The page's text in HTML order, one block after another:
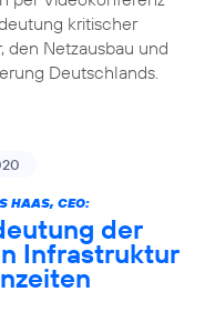
kritischer
den Netzausbau und
Deutschlands.
HAAS, CEO:
der
Infrastruktur